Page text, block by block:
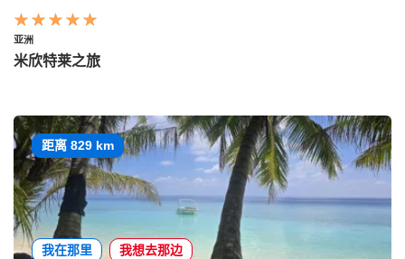
亚洲
米欣特莱之旅
距离 829 km
我在那里 我想去那边